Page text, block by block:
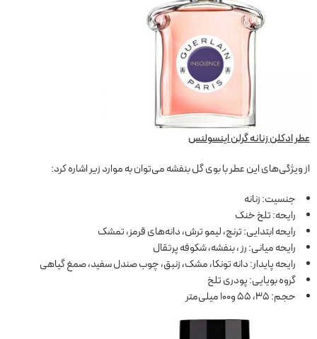
عطر ادکلن زنانه گرلن اینسولنس
از ویژگی‌های این عطر با بوی گل بنفشه می‌توان به موارد زیر اشاره کرد:
جنسیت: زنانه
رایحه: تلخ خنک
رایحه ابتدایی: ترنج، لیمو ترش، دانه‌های قرمز، تمشک
رایحه میانی: رز ، بنفشه، شکوفه پرتقال
رایحه پایدار: دانه تونکا، مشک، زنبق، چوب صندل سفید، صمغ گیاهی
گروه بویایی: پودری تلخ
حجم: 35، 55 و100 میلی‌متر